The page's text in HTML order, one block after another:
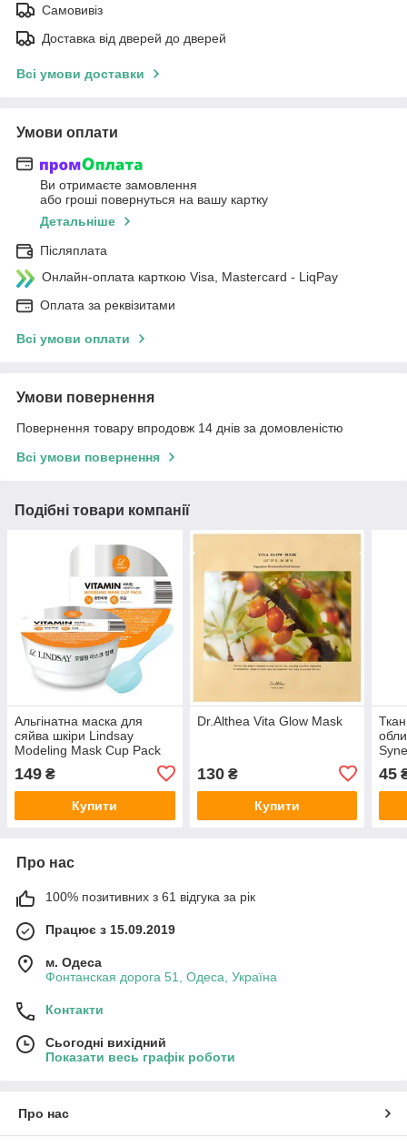
Самовивіз
Доставка від дверей до дверей
Всі умови доставки
Умови оплати
Ви отримаєте замовлення
або гроші повернуться на вашу картку
Детальніше
Післяплата
Онлайн-оплата карткою Visa, Mastercard - LiqPay
Оплата за реквізитами
Всі умови оплати
Умови повернення
Повернення товару впродовж 14 днів за домовленістю
Всі умови повернення
Подібні товари компанії
Альгінатна маска для
сяйва шкіри Lindsay
Modeling Mask Cup Pack
149 ₴
Купити
Dr.Althea Vita Glow Mask
130₴
Купити
та
45
Про нас
100% позитивних з 61 відгука за рік
Працює з 15.09.2019
м. Одеса
Фонтанская дорога 51, Одеса, Україна
Контакти
Сьогодні вихідний
Показати весь графік роботи
Про нас